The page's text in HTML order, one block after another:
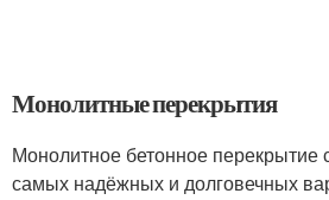
Монолитные перекрытия
Монолитное бетонное перекрытие
самых надёжных и долговечных